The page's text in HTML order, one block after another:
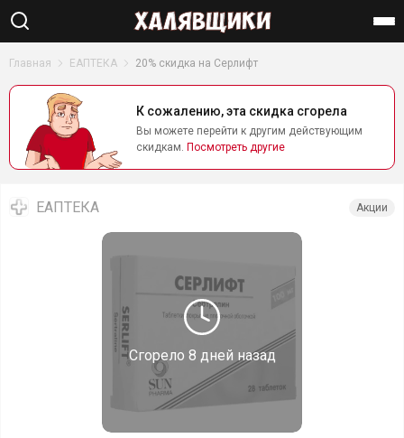
Главная ЕАПТЕКА 20% скидка на Серлифт
К сожалению, эта скидка сгорела
Вы можете перейти к другим действующим
скидкам. Посмотреть другие
Сгорело 8 дней назад
ЕАПТЕКА Акции